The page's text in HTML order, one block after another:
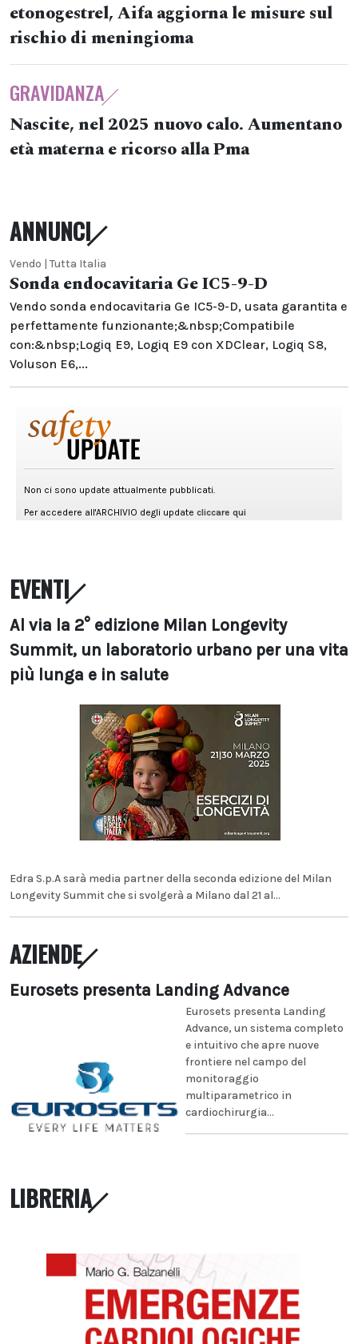
etonogestrel, Aifa aggiorna le misure sul
rischio di meningioma
GRAVIDANZA
Nascite, nel 2025 nuovo calo. Aumentano
età materna e ricorso alla Pma
ANNUNCI
Vendo | Tutta Italia
Sonda endocavitaria Ge IC5-9-D
Vendo sonda endocavitaria Ge IC5-9-D, usata garantita e
perfettamente funzionante;&nbsp;Compatibile
con:&nbsp;Logiq E9, Logiq E9 con XDClear, Logiq S8,
Voluson E6,...
EVENTI
Al via la 2° edizione Milan Longevity
Summit, un laboratorio urbano per una vita
più lunga e in salute
Edra S.p.A sarà media partner della seconda edizione del Milan
Longevity Summit che si svolgerà a Milano dal 21 al...
AZIENDE
Eurosets presenta Landing Advance
Eurosets presenta Landing
Advance, un sistema completo
e intuitivo che apre nuove
frontiere nel campo del
monitoraggio
multiparametrico in
cardiochirurgia...
LIBRERIA